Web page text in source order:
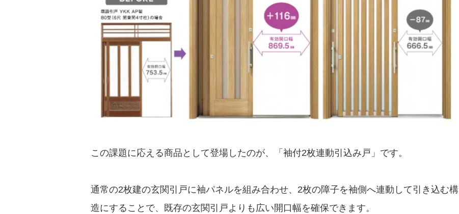
この課題に応える商品として登場したのが、「袖付2枚連動引込み戸」です。
通常の2枚建の玄関引戸に袖パネルを組み合わせ、2枚の障子を袖側へ連動して引き込む構
造にすることで、既存の玄関引戸よりも広い開口幅を確保できます。